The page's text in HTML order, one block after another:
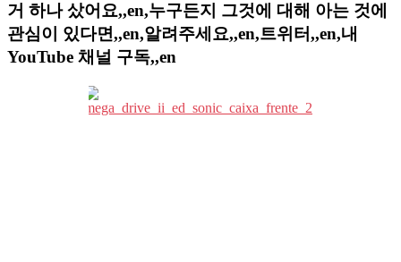
거 하나 샀어요,,en,누구든지 그것에 대해 아는 것에
관심이 있다면,,en,알려주세요,,en,트위터,,en,내
YouTube 채널 구독,,en